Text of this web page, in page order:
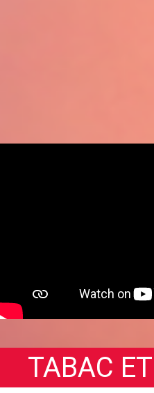
TABAC